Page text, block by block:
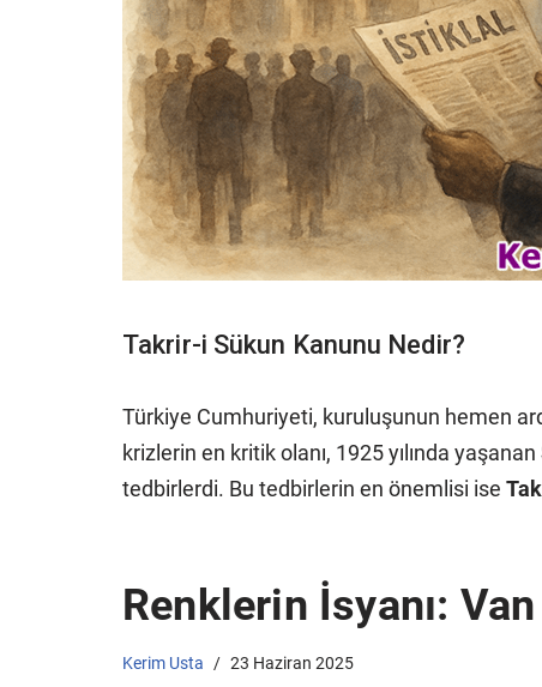
Takrir-i Sükun Kanunu Nedir?
Türkiye Cumhuriyeti, kuruluşunun hemen
krizlerin en kritik olanı, 1925 yılında yaşanan
tedbirlerdi. Bu tedbirlerin en önemlisi ise
Renklerin İsyanı: Van
Kerim Usta 23 Haziran 2025